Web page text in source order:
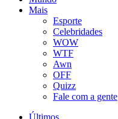
Mais
Esporte
Celebridades
WOW
WTF
Awn
OFF
Quizz
Fale com a gente
Últimos